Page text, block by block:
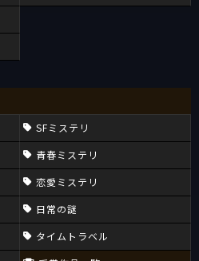
SFミステリ
青春ミステリ
恋愛ミステリ
日常の謎
タイムトラベル